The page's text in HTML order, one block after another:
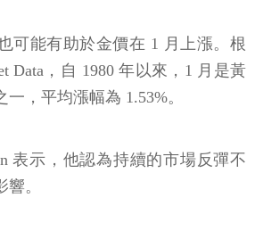
可能有助於金價在 1 月上漲。根
Data，自 1980 年以來，1 月是黃
，平均漲幅為 1.53%。
表示，他認為持續的市場反彈不
。